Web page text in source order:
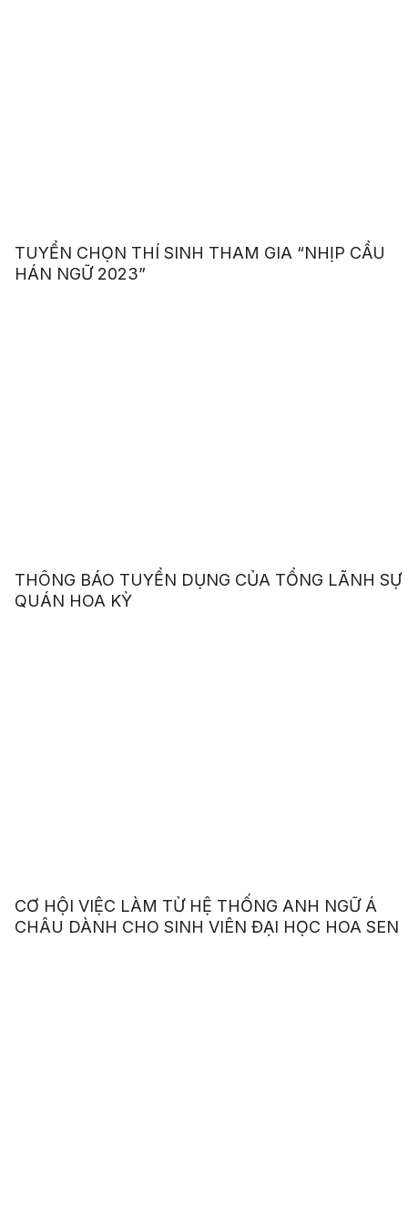
TUYỂN CHỌN THÍ SINH THAM GIA “NHỊP CẦU
HÁN NGỮ 2023”
THÔNG BÁO TUYỂN DỤNG CỦA TỔNG LÃNH SỰ
QUÁN HOA KỲ
CƠ HỘI VIỆC LÀM TỪ HỆ THỐNG ANH NGỮ Á
CHÂU DÀNH CHO SINH VIÊN ĐẠI HỌC HOA SEN